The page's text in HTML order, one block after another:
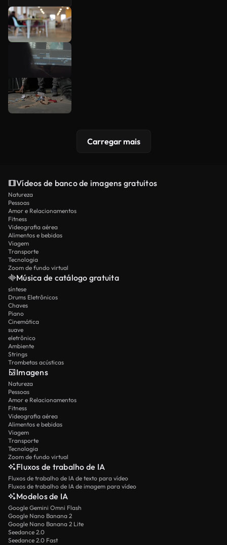
Carregar mais
Vídeos de banco de imagens gratuitos
Natureza
Pessoas
Amor e Relacionamentos
Fitness
Videografia aérea
Alimentos e bebidas
Viagem
Transporte
Tecnologia
Zoom de fundo virtual
Música de catálogo gratuita
síntese
Drums Eletrônicos
Chaves
Piano
Cinemática
suave
eletrônico
Ambiente
Strings
Trombetas acústicas
Imagens
Natureza
Pessoas
Amor e Relacionamentos
Fitness
Videografia aérea
Alimentos e bebidas
Viagem
Transporte
Tecnologia
Zoom de fundo virtual
Fluxos de trabalho de IA
Fluxos de trabalho de IA de texto para vídeo
Fluxos de trabalho de IA de imagem para vídeo
Modelos de IA
Google Gemini Omni Flash
Google Nano Banana 2
Google Nano Banana 2 Lite
Seedance 2.0
Seedance 2.0 Fast